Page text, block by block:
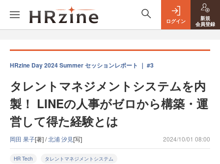
ログイン
新規
会員登録
HRzine Day 2024 Summer セッションレポート ｜ #3
タレントマネジメントシステムを内
製！ LINEの人事がゼロから構築・運
営して得た経験とは
岡田 果子[著] /北浦 汐見[写] 2024/10/01 08:00
HR Tech タレントマネジメントシステム